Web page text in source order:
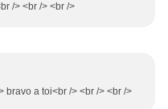
/> <br /> <br />
bravo a toi<br /> <br /> <br />